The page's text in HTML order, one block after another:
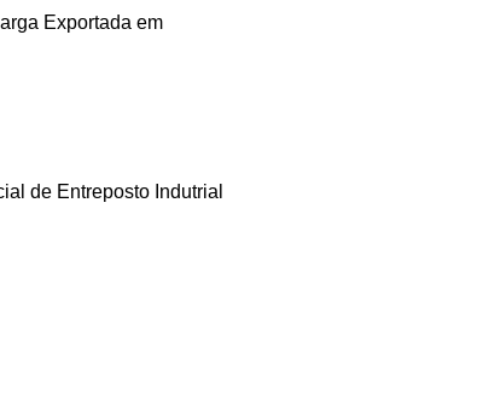
Exportada em
de Entreposto Indutrial